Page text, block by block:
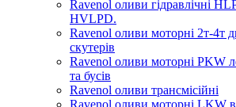
Ravenol оливи гідравлічні
HVLPD.
Ravenol оливи моторні 2т-4т
скутерів
Ravenol оливи моторні PKW
та бусів
Ravenol оливи трансмісійні
Ravenol оливи моторні LKW